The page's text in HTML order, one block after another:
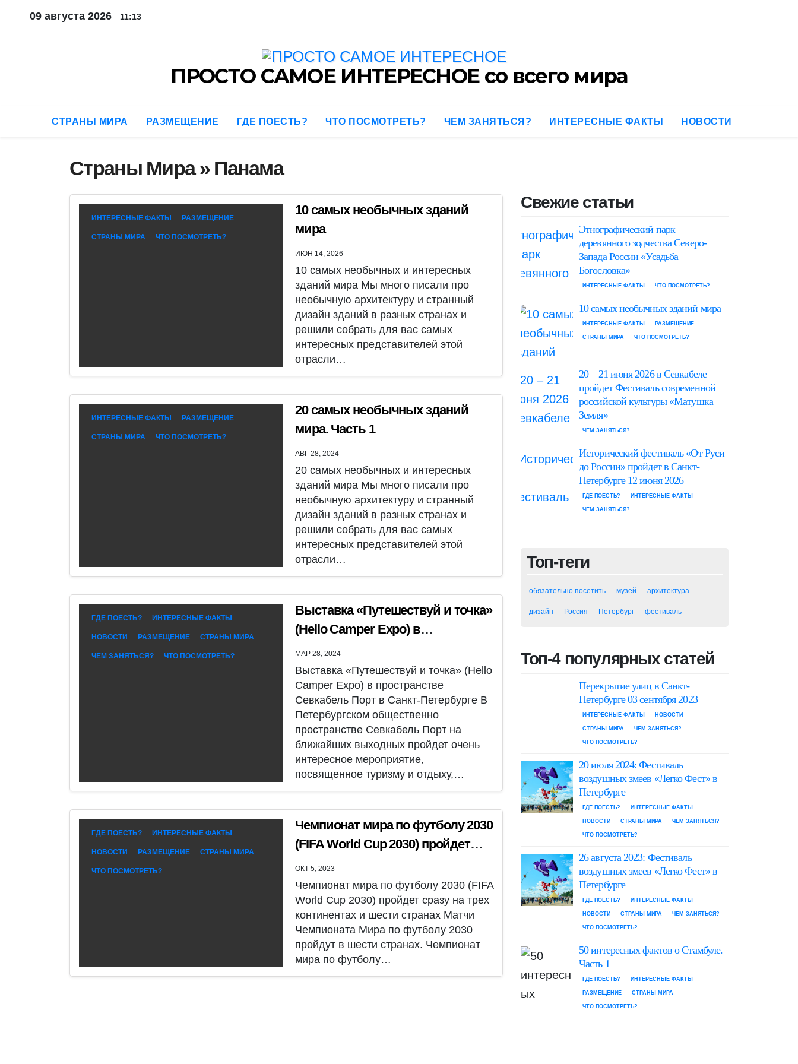
09 августа 2026 11:13
ПРОСТО САМОЕ ИНТЕРЕСНОЕ со всего мира
СТРАНЫ МИРА РАЗМЕЩЕНИЕ ГДЕ ПОЕСТЬ? ЧТО ПОСМОТРЕТЬ? ЧЕМ ЗАНЯТЬСЯ? ИНТЕРЕСНЫЕ ФАКТЫ НОВОСТИ
Страны Мира » Панама
ИНТЕРЕСНЫЕ ФАКТЫ РАЗМЕЩЕНИЕ
СТРАНЫ МИРА ЧТО ПОСМОТРЕТЬ?
10 самых необычных зданий
мира
ИЮН 14, 2026
10 самых необычных и интересных
зданий мира Мы много писали про
необычную архитектуру и странный
дизайн зданий в разных странах и
решили собрать для вас самых
интересных представителей этой
отрасли…
ИНТЕРЕСНЫЕ ФАКТЫ РАЗМЕЩЕНИЕ
СТРАНЫ МИРА ЧТО ПОСМОТРЕТЬ?
20 самых необычных зданий
мира. Часть 1
АВГ 28, 2024
20 самых необычных и интересных
зданий мира Мы много писали про
необычную архитектуру и странный
дизайн зданий в разных странах и
решили собрать для вас самых
интересных представителей этой
отрасли…
ГДЕ ПОЕСТЬ? ИНТЕРЕСНЫЕ ФАКТЫ
НОВОСТИ РАЗМЕЩЕНИЕ СТРАНЫ МИРА
ЧЕМ ЗАНЯТЬСЯ? ЧТО ПОСМОТРЕТЬ?
Выставка «Путешествуй и точка»
(Hello Camper Expo) в
пространстве Севкабель Порт в
Санкт-Петербурге
МАР 28, 2024
Выставка «Путешествуй и точка» (Hello
Camper Expo) в пространстве
Севкабель Порт в Санкт-Петербурге В
Петербургском общественно
пространстве Севкабель Порт на
ближайших выходных пройдет очень
интересное мероприятие,
посвященное туризму и отдыху,…
ГДЕ ПОЕСТЬ? ИНТЕРЕСНЫЕ ФАКТЫ
НОВОСТИ РАЗМЕЩЕНИЕ СТРАНЫ МИРА
ЧТО ПОСМОТРЕТЬ?
Чемпионат мира по футболу 2030
(FIFA World Cup 2030) пройдет
сразу на трех континентах
ОКТ 5, 2023
Чемпионат мира по футболу 2030 (FIFA
World Cup 2030) пройдет сразу на трех
континентах и шести странах Матчи
Чемпионата Мира по футболу 2030
пройдут в шести странах. Чемпионат
мира по футболу…
Свежие статьи
Этнографический парк
деревянного зодчества Северо-
Запада России «Усадьба
Богословка»
ИНТЕРЕСНЫЕ ФАКТЫ ЧТО ПОСМОТРЕТЬ?
10 самых необычных зданий мира
ИНТЕРЕСНЫЕ ФАКТЫ РАЗМЕЩЕНИЕ
СТРАНЫ МИРА ЧТО ПОСМОТРЕТЬ?
20 – 21 июня 2026 в Севкабеле
пройдет Фестиваль современной
российской культуры «Матушка
Земля»
ЧЕМ ЗАНЯТЬСЯ?
Исторический фестиваль «От Руси
до России» пройдет в Санкт-
Петербурге 12 июня 2026
ГДЕ ПОЕСТЬ? ИНТЕРЕСНЫЕ ФАКТЫ
ЧЕМ ЗАНЯТЬСЯ?
Топ-теги
обязательно посетить музей архитектура
дизайн Россия Петербург фестиваль
Топ-4 популярных статей
Перекрытие улиц в Санкт-
Петербурге 03 сентября 2023
ИНТЕРЕСНЫЕ ФАКТЫ НОВОСТИ
СТРАНЫ МИРА ЧЕМ ЗАНЯТЬСЯ?
ЧТО ПОСМОТРЕТЬ?
20 июля 2024: Фестиваль
воздушных змеев «Легко Фест» в
Петербурге
ГДЕ ПОЕСТЬ? ИНТЕРЕСНЫЕ ФАКТЫ
НОВОСТИ СТРАНЫ МИРА ЧЕМ ЗАНЯТЬСЯ?
ЧТО ПОСМОТРЕТЬ?
26 августа 2023: Фестиваль
воздушных змеев «Легко Фест» в
Петербурге
ГДЕ ПОЕСТЬ? ИНТЕРЕСНЫЕ ФАКТЫ
НОВОСТИ СТРАНЫ МИРА ЧЕМ ЗАНЯТЬСЯ?
ЧТО ПОСМОТРЕТЬ?
50 интересных фактов о Стамбуле.
Часть 1
ГДЕ ПОЕСТЬ? ИНТЕРЕСНЫЕ ФАКТЫ
РАЗМЕЩЕНИЕ СТРАНЫ МИРА
ЧТО ПОСМОТРЕТЬ?